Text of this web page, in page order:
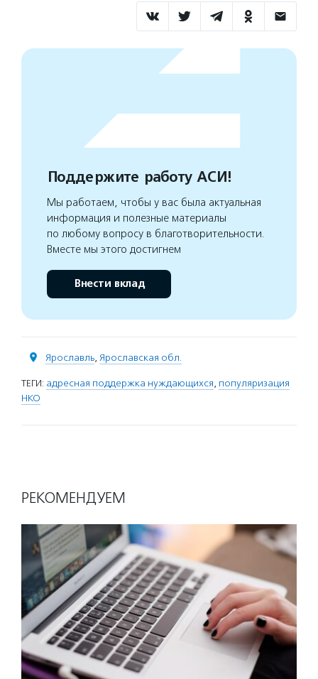
Поддержите работу АСИ!
Мы работаем, чтобы у вас была актуальная
информация и полезные материалы
по любому вопросу в благотворительности.
Вместе мы этого достигнем
Внести вклад
Ярославль, Ярославская обл.
ТЕГИ: адресная поддержка нуждающихся, популяризация
НКО
РЕКОМЕНДУЕМ